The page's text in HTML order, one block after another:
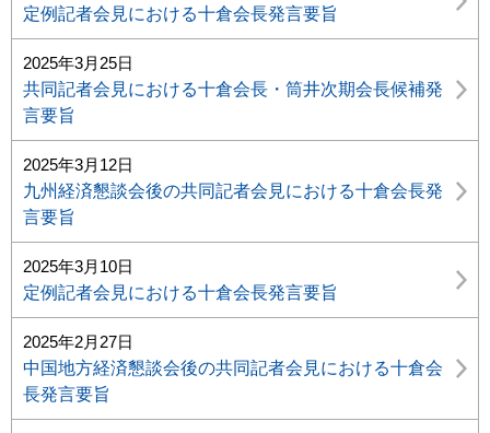
定例記者会見における十倉会長発言要旨
2025年3月25日
共同記者会見における十倉会長・筒井次期会長候補発
言要旨
2025年3月12日
九州経済懇談会後の共同記者会見における十倉会長発
言要旨
2025年3月10日
定例記者会見における十倉会長発言要旨
2025年2月27日
中国地方経済懇談会後の共同記者会見における十倉会
長発言要旨